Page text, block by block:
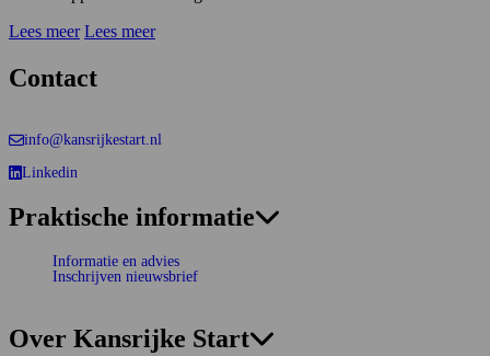
Lees meer Lees meer
Contact
info@kansrijkestart.nl
Linkedin
Deze link gaat naar een externe website.
Praktische informatie
Informatie en advies
Inschrijven nieuwsbrief
Over Kansrijke Start